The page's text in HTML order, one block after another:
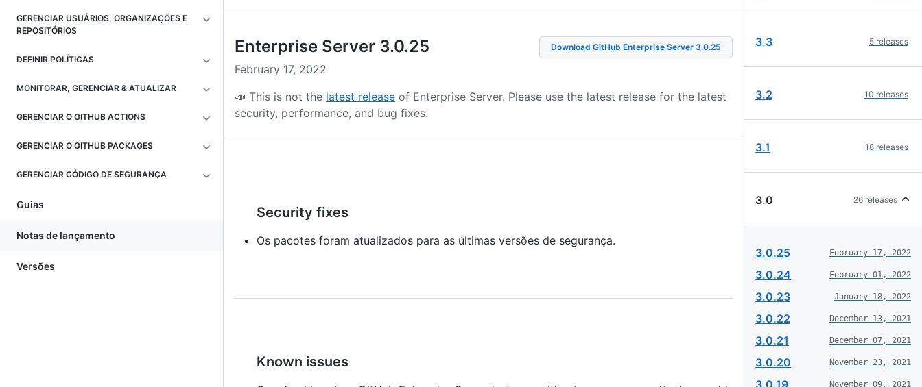
GERENCIAR USUÁRIOS, ORGANIZAÇÕES E
REPOSITÓRIOS
DEFINIR POLÍTICAS
MONITORAR, GERENCIAR & ATUALIZAR
GERENCIAR O GITHUB ACTIONS
GERENCIAR O GITHUB PACKAGES
GERENCIAR CÓDIGO DE SEGURANÇA
Guias
Notas de lançamento
Versões
Enterprise Server 3.0.25 Download GitHub Enterprise Server 3.0.25
February 17, 2022
📣 This is not the latest release of Enterprise Server. Please use the latest release for the latest
security, performance, and bug fixes.
Security fixes
Os pacotes foram atualizados para as últimas versões de segurança.
Known issues
3.3 5 releases
3.2 10 releases
3.1 18 releases
3.0 26 releases
3.0.25 February 17, 2022
3.0.24 February 01, 2022
3.0.23 January 18, 2022
3.0.22 December 13, 2021
3.0.21 December 07, 2021
3.0.20 November 23, 2021
3.0.19 November 09, 2021